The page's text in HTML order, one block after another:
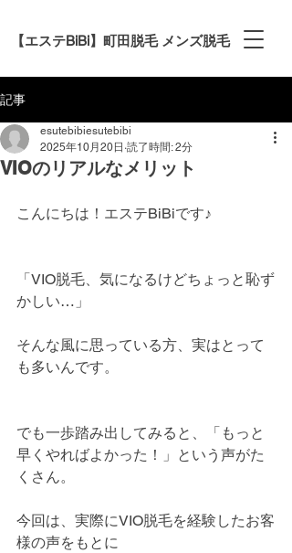
【エステBiBi】町田脱毛 メンズ脱毛
記事
VIOのリアルなメリット
esutebibiesutebibi
2025年10月20日 読了時間: 2分
こんにちは！エステBiBiです♪
「VIO脱毛、気になるけどちょっと恥ず
かしい…」
そんな風に思っている方、実はとって
も多いんです。
でも一歩踏み出してみると、「もっと
早くやればよかった！」という声がた
くさん。
今回は、実際にVIO脱毛を経験したお客
様の声をもとに